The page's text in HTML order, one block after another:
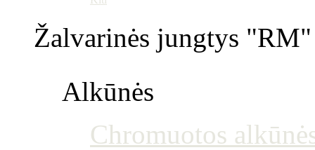
Žalvarinės jungtys
Alkūnės
Chromuotos